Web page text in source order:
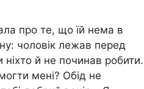
про те, що їй нема в
чоловік лежав перед
ніхто й не починав робити.
мені? Обід не